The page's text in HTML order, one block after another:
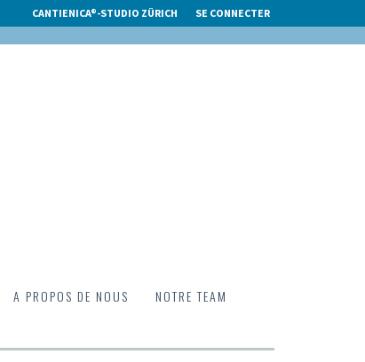
CANTIENICA®-STUDIO ZÜRICH SE CONNECTER
A PROPOS DE NOUS
NOTRE TEAM